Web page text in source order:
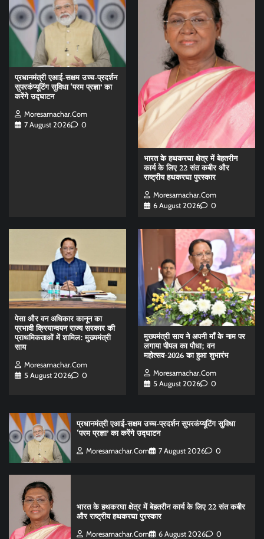
प्रधानमंत्री एआई-सक्षम उच्च-प्रदर्शन
सुपरकंप्यूटिंग सुविधा ‘परम प्रज्ञा’ का
करेंगे उद्घाटन
Moresamachar.com
7 August 2026
0
भारत के हथकरघा क्षेत्र में बेहतरीन
कार्य के लिए 22 संत कबीर और
राष्ट्रीय हथकरघा पुरस्कार
Moresamachar.com
6 August 2026
0
पेसा और वन अधिकार कानून का
प्रभावी क्रियान्वयन राज्य सरकार की
प्राथमिकताओं में शामिल: मुख्यमंत्री
साय
Moresamachar.com
5 August 2026
0
मुख्यमंत्री साय ने अपनी माँ के नाम पर
लगाया पीपल का पौधा; वन
महोत्सव-2026 का हुआ शुभारंभ
Moresamachar.com
5 August 2026
0
प्रधानमंत्री एआई-सक्षम उच्च-प्रदर्शन सुपरकंप्यूटिंग सुविधा
‘परम प्रज्ञा’ का करेंगे उद्घाटन
Moresamachar.com 7 August 2026 0
भारत के हथकरघा क्षेत्र में बेहतरीन कार्य के लिए 22 संत कबीर
और राष्ट्रीय हथकरघा पुरस्कार
Moresamachar.com 6 August 2026 0